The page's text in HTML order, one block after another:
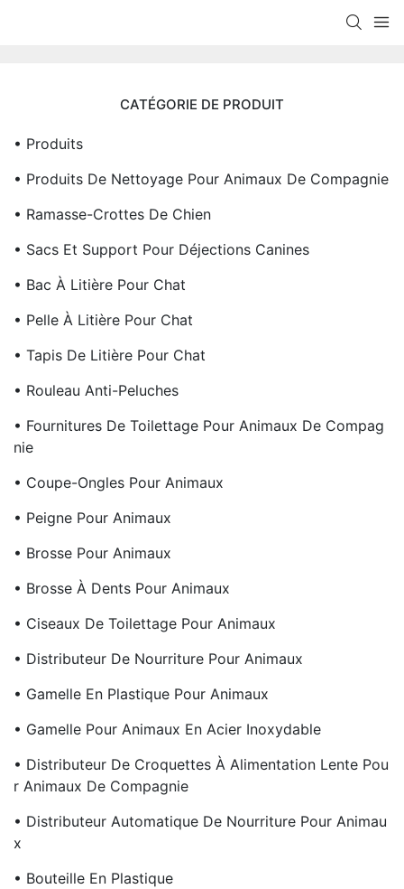
CATÉGORIE DE PRODUIT
• Produits
• Produits De Nettoyage Pour Animaux De Compagnie
• Ramasse-Crottes De Chien
• Sacs Et Support Pour Déjections Canines
• Bac À Litière Pour Chat
• Pelle À Litière Pour Chat
• Tapis De Litière Pour Chat
• Rouleau Anti-Peluches
• Fournitures De Toilettage Pour Animaux De Compag
Nie
• Coupe-Ongles Pour Animaux
• Peigne Pour Animaux
• Brosse Pour Animaux
• Brosse À Dents Pour Animaux
• Ciseaux De Toilettage Pour Animaux
• Distributeur De Nourriture Pour Animaux
• Gamelle En Plastique Pour Animaux
• Gamelle Pour Animaux En Acier Inoxydable
• Distributeur De Croquettes À Alimentation Lente Pou
R Animaux De Compagnie
• Distributeur Automatique De Nourriture Pour Animau
X
• Bouteille En Plastique